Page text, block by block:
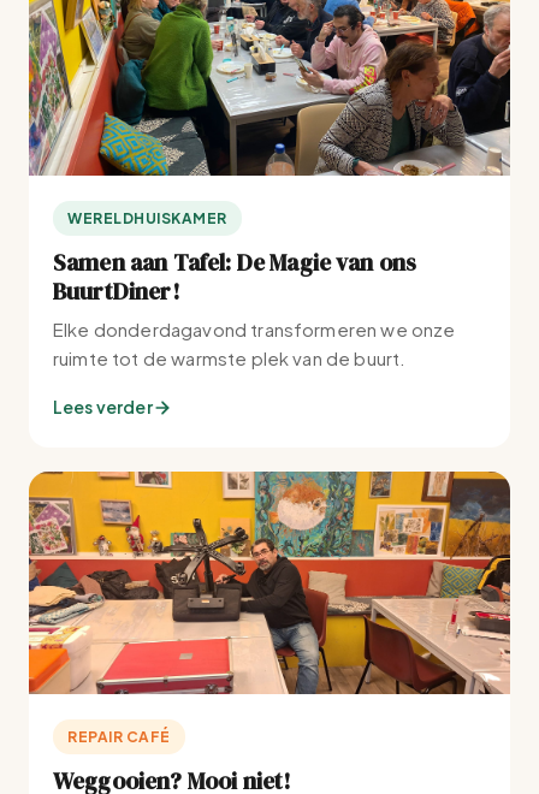
WERELDHUISKAMER
Samen aan Tafel: De Magie van ons
BuurtDiner!
Elke donderdagavond transformeren we onze
ruimte tot de warmste plek van de buurt.
Lees verder
REPAIR CAFÉ
Weggooien? Mooi niet!